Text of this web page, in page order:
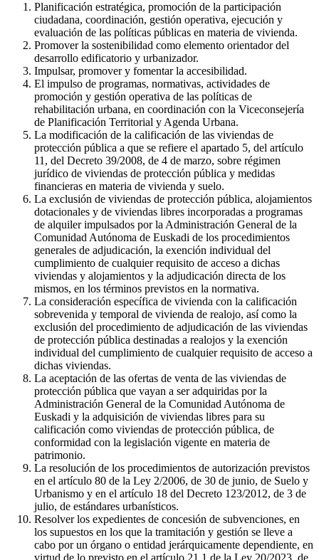
Planificación estratégica, promoción de la participación
ciudadana, coordinación, gestión operativa, ejecución y
evaluación de las políticas públicas en materia de vivienda.
Promover la sostenibilidad como elemento orientador del
desarrollo edificatorio y urbanizador.
Impulsar, promover y fomentar la accesibilidad.
El impulso de programas, normativas, actividades de
promoción y gestión operativa de las políticas de
rehabilitación urbana, en coordinación con la Viceconsejería
de Planificación Territorial y Agenda Urbana.
La modificación de la calificación de las viviendas de
protección pública a que se refiere el apartado 5, del artículo
11, del Decreto 39/2008, de 4 de marzo, sobre régimen
jurídico de viviendas de protección pública y medidas
financieras en materia de vivienda y suelo.
La exclusión de viviendas de protección pública, alojamientos
dotacionales y de viviendas libres incorporadas a programas
de alquiler impulsados por la Administración General de la
Comunidad Autónoma de Euskadi de los procedimientos
generales de adjudicación, la exención individual del
cumplimiento de cualquier requisito de acceso a dichas
viviendas y alojamientos y la adjudicación directa de los
mismos, en los términos previstos en la normativa.
La consideración específica de vivienda con la calificación
sobrevenida y temporal de vivienda de realojo, así como la
exclusión del procedimiento de adjudicación de las viviendas
de protección pública destinadas a realojos y la exención
individual del cumplimiento de cualquier requisito de acceso a
dichas viviendas.
La aceptación de las ofertas de venta de las viviendas de
protección pública que vayan a ser adquiridas por la
Administración General de la Comunidad Autónoma de
Euskadi y la adquisición de viviendas libres para su
calificación como viviendas de protección pública, de
conformidad con la legislación vigente en materia de
patrimonio.
La resolución de los procedimientos de autorización previstos
en el artículo 80 de la Ley 2/2006, de 30 de junio, de Suelo y
Urbanismo y en el artículo 18 del Decreto 123/2012, de 3 de
julio, de estándares urbanísticos.
Resolver los expedientes de concesión de subvenciones, en
los supuestos en los que la tramitación y gestión se lleve a
cabo por un órgano o entidad jerárquicamente dependiente, en